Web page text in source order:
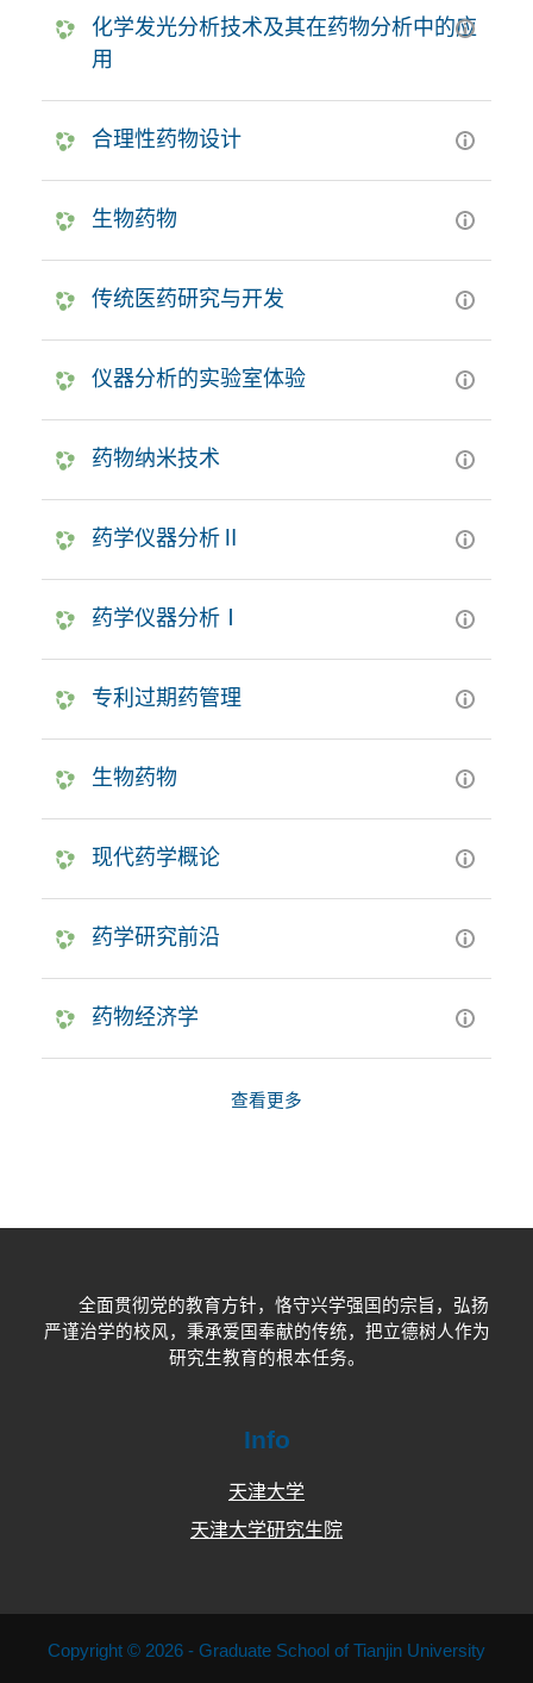
化学发光分析技术及其在药物分析中的应
用
合理性药物设计
生物药物
传统医药研究与开发
仪器分析的实验室体验
药物纳米技术
药学仪器分析Ⅱ
药学仪器分析Ⅰ
专利过期药管理
生物药物
现代药学概论
药学研究前沿
药物经济学
查看更多
全面贯彻党的教育方针，恪守兴学强国的宗旨，弘扬
严谨治学的校风，秉承爱国奉献的传统，把立德树人作为
研究生教育的根本任务。
Info
天津大学
天津大学研究生院
Copyright © 2026 - Graduate School of Tianjin University